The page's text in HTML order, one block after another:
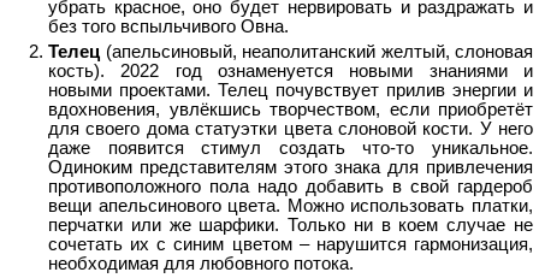
убрать красное, оно будет нервировать и раздражать и
без того вспыльчивого Овна.
Телец (апельсиновый, неаполитанский желтый, слоновая
кость). 2022 год ознаменуется новыми знаниями и
новыми проектами. Телец почувствует прилив энергии и
вдохновения, увлёкшись творчеством, если приобретёт
для своего дома статуэтки цвета слоновой кости. У него
даже появится стимул создать что-то уникальное.
Одиноким представителям этого знака для привлечения
противоположного пола надо добавить в свой гардероб
вещи апельсинового цвета. Можно использовать платки,
перчатки или же шарфики. Только ни в коем случае не
сочетать их с синим цветом – нарушится гармонизация,
необходимая для любовного потока.